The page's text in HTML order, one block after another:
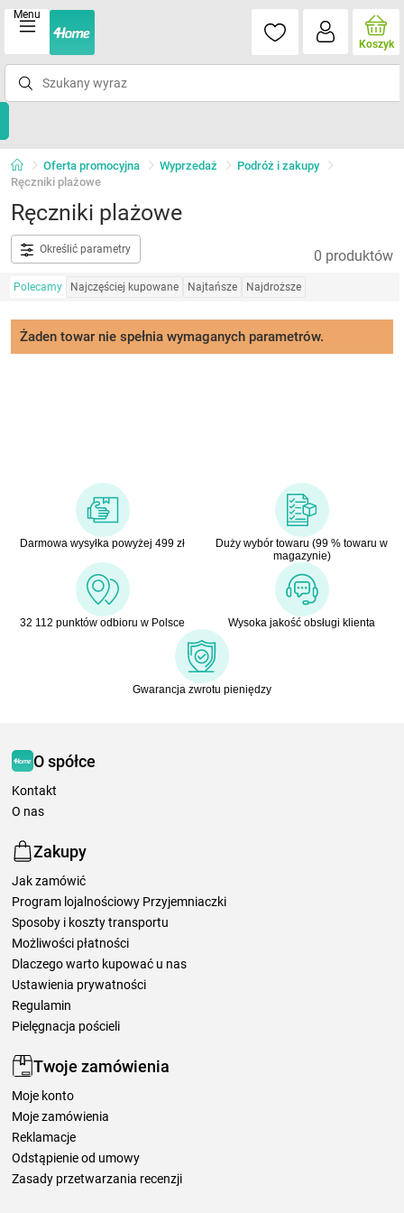
Menu
Koszyk
Oferta promocyjna Wyprzedaż
Podróż i zakupy
Ręczniki plażowe
Ręczniki plażowe
Określić parametry 0 produktów
Polecamy Najczęściej kupowane Najtańsze Najdroższe
Żaden towar nie spełnia wymaganych parametrów.
Darmowa wysyłka powyżej 499 zł
Duży wybór towaru (99 % towaru w
magazynie)
32 112 punktów odbioru w Polsce Wysoka jakość obsługi klienta
Gwarancja zwrotu pieniędzy
O spółce
Kontakt
O nas
Zakupy
Jak zamówić
Program lojalnościowy Przyjemniaczki
Sposoby i koszty transportu
Możliwości płatności
Dlaczego warto kupować u nas
Ustawienia prywatności
Regulamin
Pielęgnacja pościeli
Twoje zamówienia
Moje konto
Moje zamówienia
Reklamacje
Odstąpienie od umowy
Zasady przetwarzania recenzji